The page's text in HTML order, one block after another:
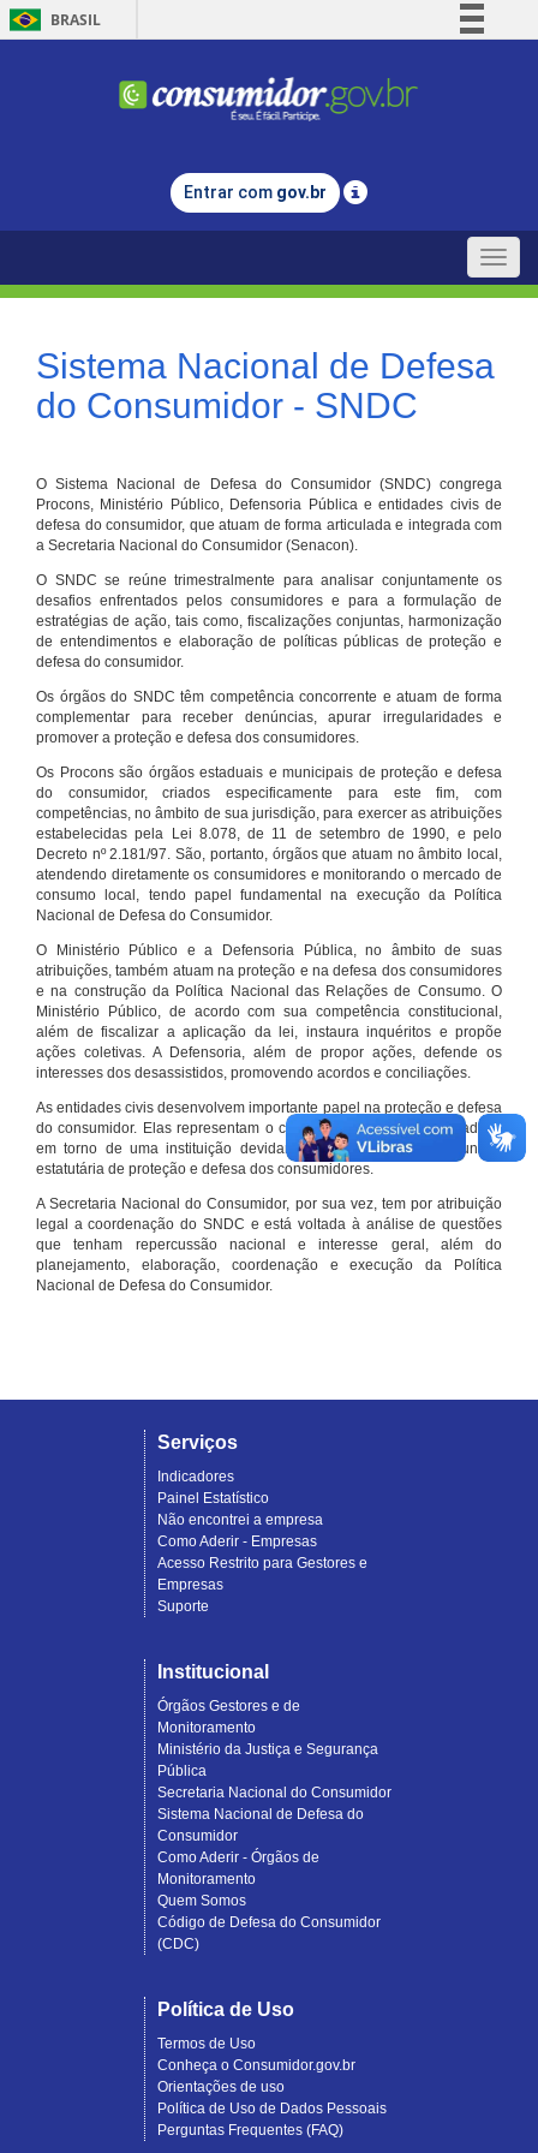
BRASIL
Comunica BR
Legislação
Entrar com gov.br
Toggle
Sistema Nacional de Defesa
do Consumidor - SNDC
O Sistema Nacional de Defesa do Consumidor (SNDC) congrega
Procons, Ministério Público, Defensoria Pública e entidades civis de
defesa do consumidor, que atuam de forma articulada e integrada com
a Secretaria Nacional do Consumidor (Senacon).
O SNDC se reúne trimestralmente para analisar conjuntamente os
desafios enfrentados pelos consumidores e para a formulação de
estratégias de ação, tais como, fiscalizações conjuntas, harmonização
de entendimentos e elaboração de políticas públicas de proteção e
defesa do consumidor.
Os órgãos do SNDC têm competência concorrente e atuam de forma
complementar para receber denúncias, apurar irregularidades e
promover a proteção e defesa dos consumidores.
Os Procons são órgãos estaduais e municipais de proteção e defesa
do consumidor, criados especificamente para este fim, com
competências, no âmbito de sua jurisdição, para exercer as atribuições
estabelecidas pela Lei 8.078, de 11 de setembro de 1990, e pelo
Decreto nº 2.181/97. São, portanto, órgãos que atuam no âmbito local,
atendendo diretamente os consumidores e monitorando o mercado de
consumo local, tendo papel fundamental na execução da Política
Nacional de Defesa do Consumidor.
O Ministério Público e a Defensoria Pública, no âmbito de suas
atribuições, também atuam na proteção e na defesa dos consumidores
e na construção da Política Nacional das Relações de Consumo. O
Ministério Público, de acordo com sua competência constitucional,
além de fiscalizar a aplicação da lei, instaura inquéritos e propõe
ações coletivas. A Defensoria, além de propor ações, defende os
interesses dos desassistidos, promovendo acordos e conciliações.
As entidades civis desenvolvem importante papel na proteção e defesa
do consumidor. Elas representam o conjunto organizado de cidadãos
em torno de uma instituição devidamente registrada e com função
estatutária de proteção e defesa dos consumidores.
A Secretaria Nacional do Consumidor, por sua vez, tem por atribuição
legal a coordenação do SNDC e está voltada à análise de questões
que tenham repercussão nacional e interesse geral, além do
planejamento, elaboração, coordenação e execução da Política
Nacional de Defesa do Consumidor.
Serviços
Indicadores
Painel Estatístico
Não encontrei a empresa
Como Aderir - Empresas
Acesso Restrito para Gestores e
Empresas
Suporte
Institucional
Órgãos Gestores e de
Monitoramento
Ministério da Justiça e Segurança
Pública
Secretaria Nacional do Consumidor
Sistema Nacional de Defesa do
Consumidor
Como Aderir - Órgãos de
Monitoramento
Quem Somos
Código de Defesa do Consumidor
(CDC)
Política de Uso
Termos de Uso
Conheça o Consumidor.gov.br
Orientações de uso
Política de Uso de Dados Pessoais
Perguntas Frequentes (FAQ)